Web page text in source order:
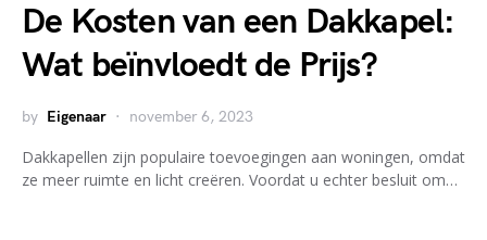
De Kosten van een Dakkapel:
Wat beïnvloedt de Prijs?
by Eigenaar november 6, 2023
Dakkapellen zijn populaire toevoegingen aan woningen, omdat
ze meer ruimte en licht creëren. Voordat u echter besluit om…